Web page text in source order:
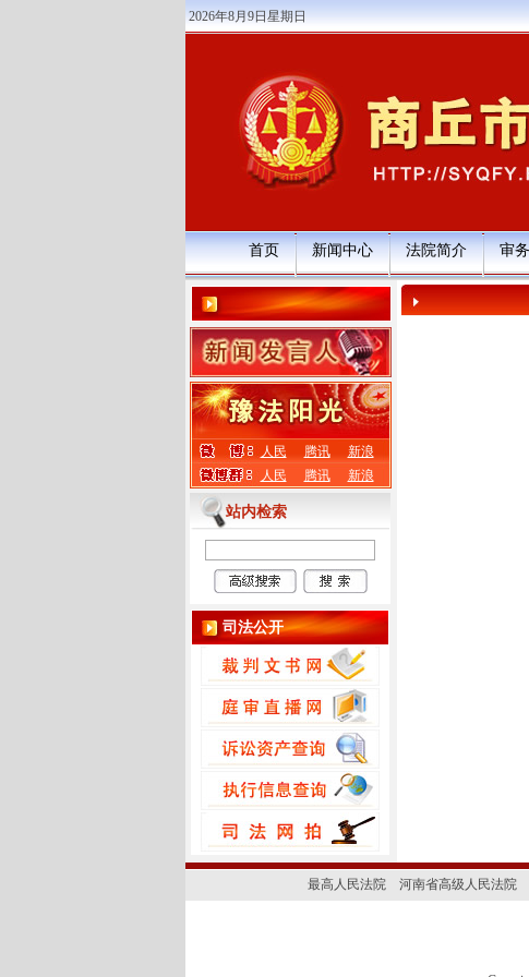
2026年8月9日星期日
首页 新闻中心 法院简介 审
人民 腾讯
新浪
人民
腾讯 新浪
站内检索
司法公开
最高人民法院 河南省高级人民法院